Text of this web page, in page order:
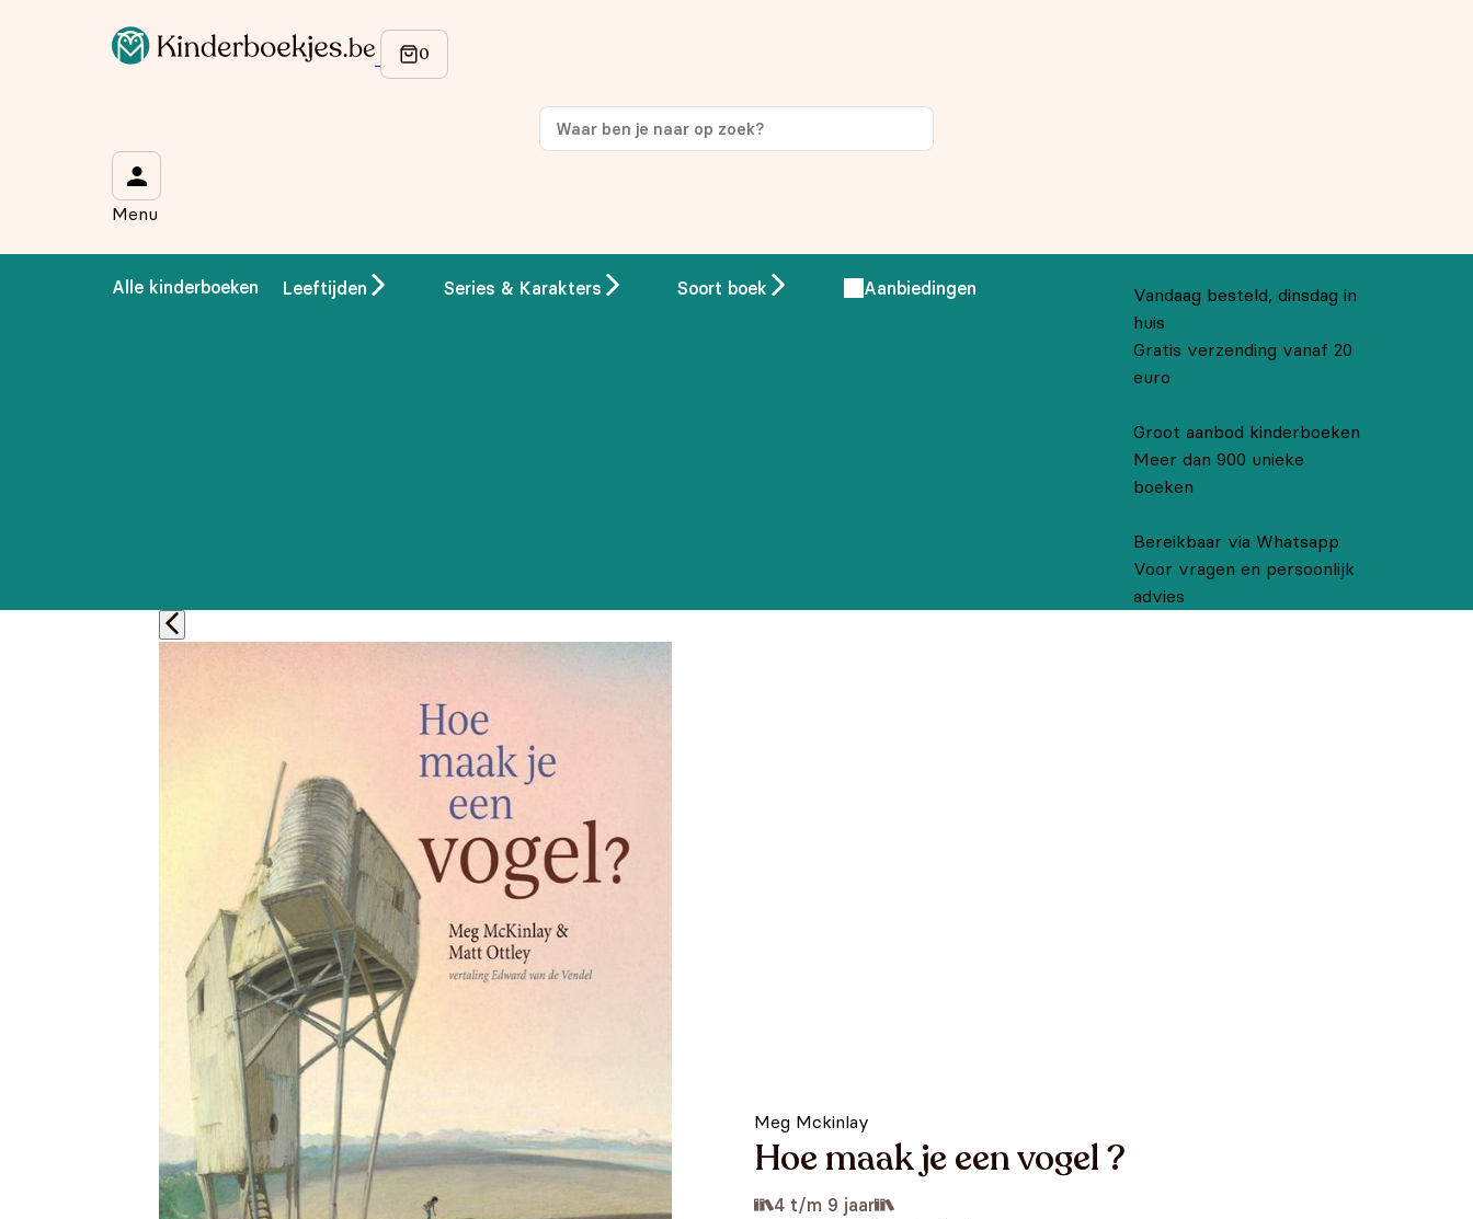
Menu
Alle kinderboeken Leeftijden Series & Karakters Soort boek Aanbiedingen
Vandaag besteld, dinsdag in
huis
Gratis verzending vanaf 20
euro
Groot aanbod kinderboeken
Meer dan 900 unieke
boeken
Bereikbaar via Whatsapp
Voor vragen en persoonlijk
advies
Meg Mckinlay
Hoe maak je een vogel ?
4 t/m 9 jaar
Op de hoogte blijven van onze acties?
op je eerste aankoop!
Wat is je voornaam?